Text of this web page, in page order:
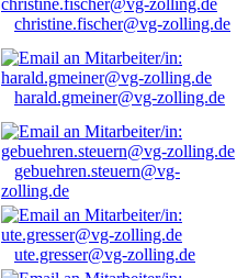
christine.fischer@vg-zolling.de
harald.gmeiner@vg-zolling.de
gebuehren.steuern@vg-
zolling.de
ute.gresser@vg-zolling.de